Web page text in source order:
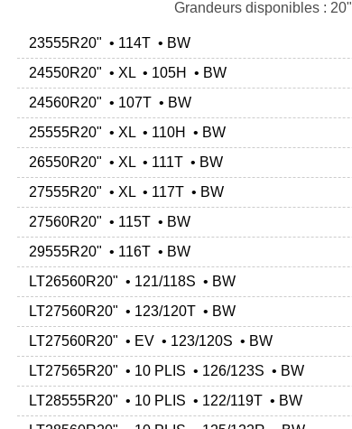
Grandeurs disponibles : 20"
23555R20" • 114T • BW
24550R20" • XL • 105H • BW
24560R20" • 107T • BW
25555R20" • XL • 110H • BW
26550R20" • XL • 111T • BW
27555R20" • XL • 117T • BW
27560R20" • 115T • BW
29555R20" • 116T • BW
LT26560R20" • 121/118S • BW
LT27560R20" • 123/120T • BW
LT27560R20" • EV • 123/120S • BW
LT27565R20" • 10 PLIS • 126/123S • BW
LT28555R20" • 10 PLIS • 122/119T • BW